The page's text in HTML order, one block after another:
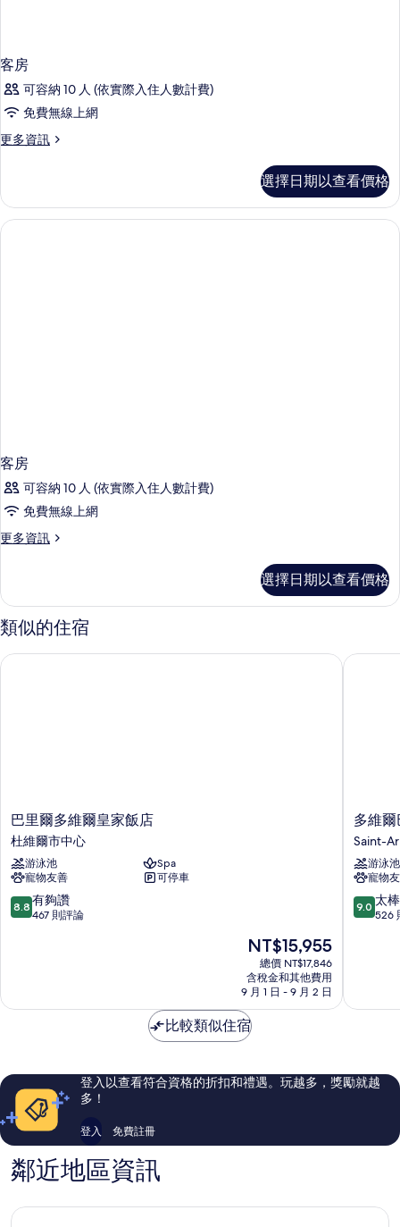
客房
可容納 10 人 (依實際入住人數計費)
免費無線上網
更多資訊
更
的
詳
情
選擇日期以查看價格
客房
可容納 10 人 (依實際入住人數計費)
免費無線上網
更多資訊
更
的
詳
情
選擇日期以查看價格
類似的住宿
巴
里
爾
多
維
爾
皇
爾
巴里爾多維爾皇家飯店
杜維爾市中心
游泳池
Spa
寵物友善
可停車
8.8
分，
夠
評
論
8.8 有夠讚
467 則評論
現
價
格
為
NT$15,955
NT$15,955
總價 NT$17,846
含稅金和其他費用
9 月 1 日 - 9 月 2 日
巴里爾多維爾皇家飯店
多
維
爾
巴
里
爾
高
Arnoult
多維
Saint-
游泳池
寵物
9.0
分，
棒
評
論
9.0 太
526
多維爾
比較類似住宿
登入以查看符合資格的折扣和禮遇。玩越多，獎勵就越
多！
登入 免費註冊
鄰近地區資訊